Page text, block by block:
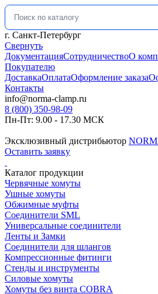
Искать:
г. Санкт-Петербург
Свернуть
ДокументацияСотрудничествоО
Покупателю
ДоставкаОплатаОформление заказа
Контакты
info@norma-clamp.ru
8 (800) 350-98-09
Пн-Пт: 9.00 - 17.30 МСК
Эксклюзивный дистрибьютор
Оставить заявку
Каталог продукции
Червячные хомуты
Ушные хомуты
Обжимные муфты
Соединители SML
Универсальные соединители
Ленты и Замки
Соединители для шлангов
Компрессионные фитинги
Стенды и инструменты
Силовые хомуты
Хомуты без винта COBRA